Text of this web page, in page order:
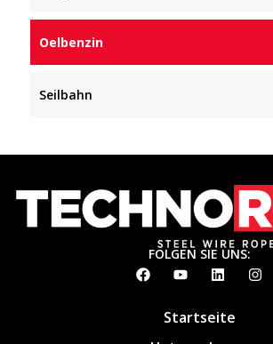
Oelbenzin
Seilbahn
FOLGEN SIE UNS:
Startseite